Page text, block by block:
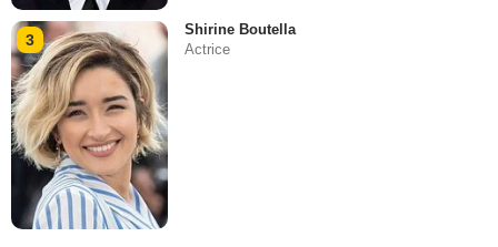
3
Shirine Boutella
Actrice